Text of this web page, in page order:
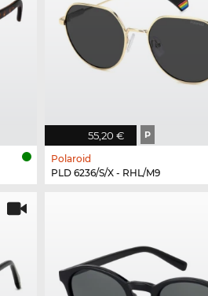
55,20 € P
Polaroid
PLD 6236/S/X - RHL/M9